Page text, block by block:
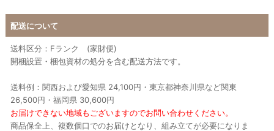
配送について
送料区分：Fランク (家財便)
開梱設置・梱包資材の処分を含む配送方法です。
送料例：関西および愛知県 24,100円・東京都神奈川県など関東
26,500円・福岡県 30,600円
お届けできない地域もございますのでお問い合わせください。
商品保全上、複数個口でのお届けとなり、組み立てが必要になりま